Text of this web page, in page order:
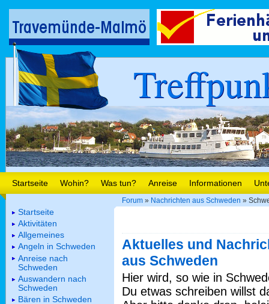
Startseite Wohin? Was tun? Anreise Informationen
Forum » Nachrichten aus Schweden »
Aktuelles und
aus Schweden
Hier wird, so wie in
Du etwas schreiben willst
Startseite
Aktivitäten
Allgemeines
Angeln in Schweden
Anreise nach
Schweden
Auswandern nach
Schweden
Bären in Schweden